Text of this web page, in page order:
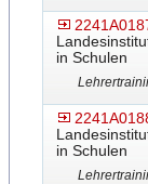
in Schulen
in Schulen